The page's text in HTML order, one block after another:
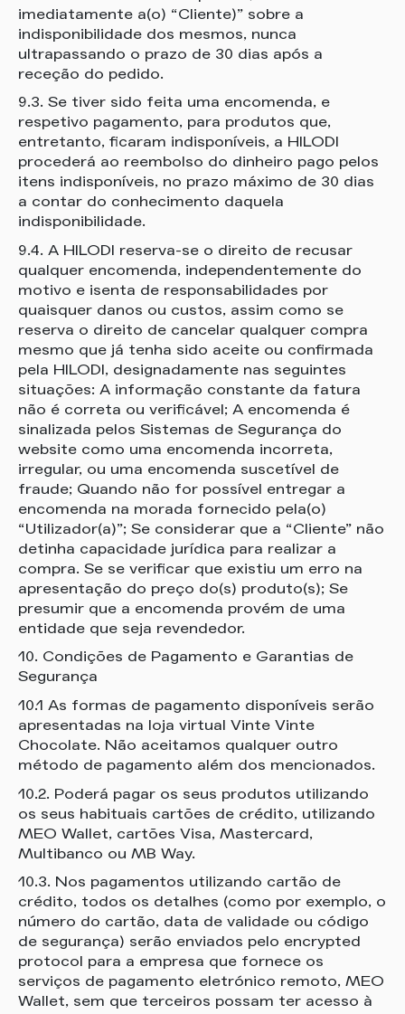
imediatamente a(o) “Cliente)” sobre a
indisponibilidade dos mesmos, nunca
ultrapassando o prazo de 30 dias após a
receção do pedido.
9.3. Se tiver sido feita uma encomenda, e
respetivo pagamento, para produtos que,
entretanto, ficaram indisponíveis, a HILODI
procederá ao reembolso do dinheiro pago pelos
itens indisponíveis, no prazo máximo de 30 dias
a contar do conhecimento daquela
indisponibilidade.
9.4. A HILODI reserva-se o direito de recusar
qualquer encomenda, independentemente do
motivo e isenta de responsabilidades por
quaisquer danos ou custos, assim como se
reserva o direito de cancelar qualquer compra
mesmo que já tenha sido aceite ou confirmada
pela HILODI, designadamente nas seguintes
situações: A informação constante da fatura
não é correta ou verificável; A encomenda é
sinalizada pelos Sistemas de Segurança do
website como uma encomenda incorreta,
irregular, ou uma encomenda suscetível de
fraude; Quando não for possível entregar a
encomenda na morada fornecido pela(o)
“Utilizador(a)”; Se considerar que a “Cliente” não
detinha capacidade jurídica para realizar a
compra. Se se verificar que existiu um erro na
apresentação do preço do(s) produto(s); Se
presumir que a encomenda provém de uma
entidade que seja revendedor.
10. Condições de Pagamento e Garantias de
Segurança
10.1 As formas de pagamento disponíveis serão
apresentadas na loja virtual Vinte Vinte
Chocolate. Não aceitamos qualquer outro
método de pagamento além dos mencionados.
10.2. Poderá pagar os seus produtos utilizando
os seus habituais cartões de crédito, utilizando
MEO Wallet, cartões Visa, Mastercard,
Multibanco ou MB Way.
10.3. Nos pagamentos utilizando cartão de
crédito, todos os detalhes (como por exemplo, o
número do cartão, data de validade ou código
de segurança) serão enviados pelo encrypted
protocol para a empresa que fornece os
serviços de pagamento eletrónico remoto, MEO
Wallet, sem que terceiros possam ter acesso à